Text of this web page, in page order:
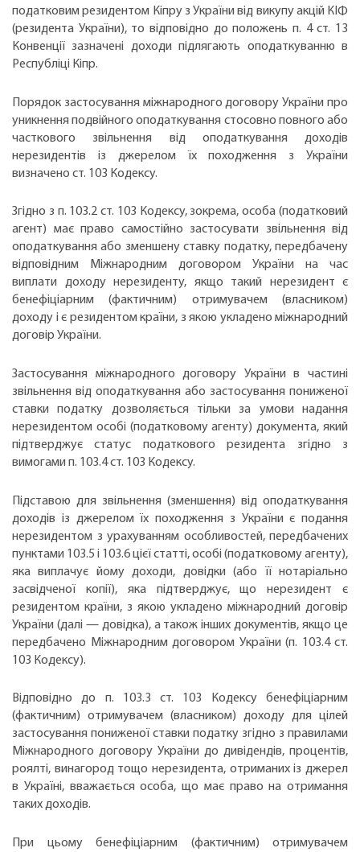
податковим резидентом Кіпру з України від викупу акцій КІФ
(резидента України), то відповідно до положень п. 4 ст. 13
Конвенції зазначені доходи підлягають оподаткуванню в
Республіці Кіпр.
Порядок застосування міжнародного договору України про
уникнення подвійного оподаткування стосовно повного або
часткового звільнення від оподаткування доходів
нерезидентів із джерелом їх походження з України
визначено ст. 103 Кодексу.
Згідно з п. 103.2 ст. 103 Кодексу, зокрема, особа (податковий
агент) має право самостійно застосувати звільнення від
оподаткування або зменшену ставку податку, передбачену
відповідним Міжнародним договором України на час
виплати доходу нерезиденту, якщо такий нерезидент є
бенефіціарним (фактичним) отримувачем (власником)
доходу і є резидентом країни, з якою укладено міжнародний
договір України.
Застосування міжнародного договору України в частині
звільнення від оподаткування або застосування пониженої
ставки податку дозволяється тільки за умови надання
нерезидентом особі (податковому агенту) документа, який
підтверджує статус податкового резидента згідно з
вимогами п. 103.4 ст. 103 Кодексу.
Підставою для звільнення (зменшення) від оподаткування
доходів із джерелом їх походження з України є подання
нерезидентом з урахуванням особливостей, передбачених
пунктами 103.5 і 103.6 цієї статті, особі (податковому агенту),
яка виплачує йому доходи, довідки (або її нотаріально
засвідченої копії), яка підтверджує, що нерезидент є
резидентом країни, з якою укладено міжнародний договір
України (далі — довідка), а також інших документів, якщо це
передбачено Міжнародним договором України (п. 103.4 ст.
103 Кодексу).
Відповідно до п. 103.3 ст. 103 Кодексу бенефіціарним
(фактичним) отримувачем (власником) доходу для цілей
застосування пониженої ставки податку згідно з правилами
Міжнародного договору України до дивідендів, процентів,
роялті, винагород тощо нерезидента, отриманих із джерел
в Україні, вважається особа, що має право на отримання
таких доходів.
При цьому бенефіціарним (фактичним) отримувачем